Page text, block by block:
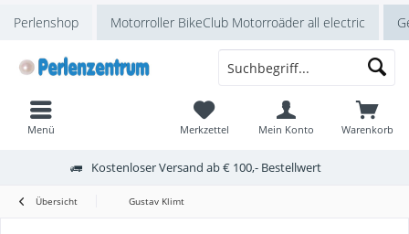
Perlenshop Motorroller BikeClub Motorroäder all electric
Kostenloser Versand ab € 100,- Bestellwert
Warenkorb
Merkzettel Mein Konto
Menü
Übersicht Gustav Klimt